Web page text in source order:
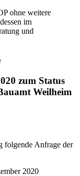
ohne weitere
im
und
zum Status
Weilheim
folgende Anfrage der
2020